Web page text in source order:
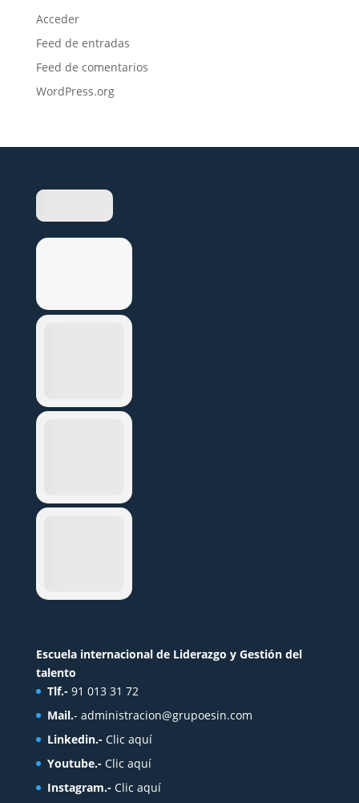
Acceder
Feed de entradas
Feed de comentarios
WordPress.org
Escuela internacional de Liderazgo y Gestión del
talento
Tlf.- 91 013 31 72
Mail.- administracion@grupoesin.com
Linkedin.- Clic aquí
Youtube.- Clic aquí
Instagram.- Clic aquí